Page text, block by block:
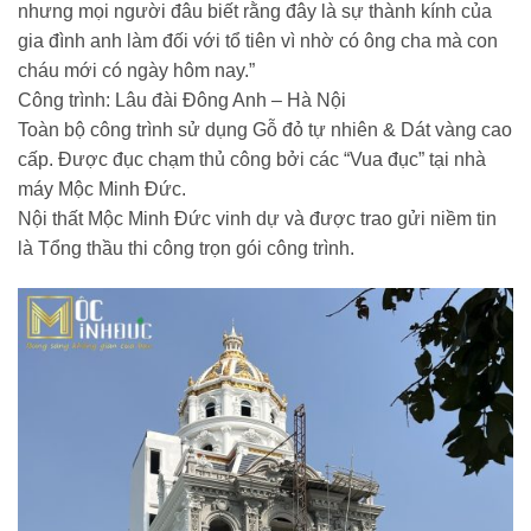
nhưng mọi người đâu biết rằng đây là sự thành kính của
gia đình anh làm đối với tổ tiên vì nhờ có ông cha mà con
cháu mới có ngày hôm nay.”
Công trình: Lâu đài Đông Anh – Hà Nội
Toàn bộ công trình sử dụng Gỗ đỏ tự nhiên & Dát vàng cao
cấp. Được đục chạm thủ công bởi các “Vua đục” tại nhà
máy Mộc Minh Đức.
Nội thất Mộc Minh Đức vinh dự và được trao gửi niềm tin
là Tổng thầu thi công trọn gói công trình.